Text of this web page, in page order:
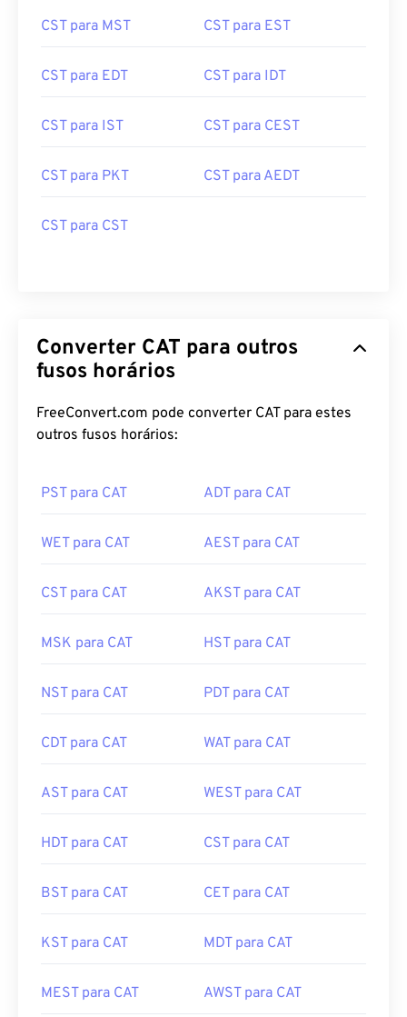
CST para MST CST para EST
CST para EDT CST para IDT
CST para IST CST para CEST
CST para PKT CST para AEDT
CST para CST
Converter CAT para outros
fusos horários
FreeConvert.com pode converter CAT para estes
outros fusos horários:
PST para CAT ADT para CAT
WET para CAT AEST para CAT
CST para CAT AKST para CAT
MSK para CAT HST para CAT
NST para CAT PDT para CAT
CDT para CAT WAT para CAT
AST para CAT WEST para CAT
HDT para CAT CST para CAT
BST para CAT CET para CAT
KST para CAT MDT para CAT
MEST para CAT AWST para CAT